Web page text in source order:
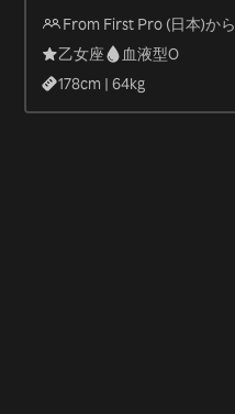
From First Pro (日本)から
乙女座
血液型O
178cm |64kg